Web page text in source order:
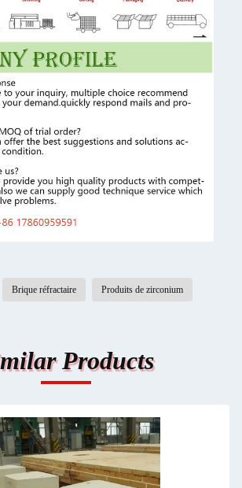
Brique réfractaire Produits de zirconium
Products